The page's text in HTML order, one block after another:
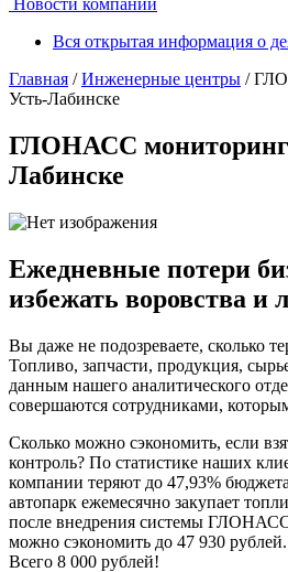
Новости компании
Вся открытая информация о
Главная /Инженерные центры /
Усть-Лабинске
ГЛОНАСС мониторинг
Лабинске
Ежедневные потери
избежать воровства и
Вы даже не подозреваете, сколько
Топливо, запчасти, продукция,
данным нашего аналитического
совершаются сотрудниками,
Сколько можно сэкономить, если
контроль? По статистике наших
компании теряют до 47,93%
автопарк ежемесячно закупает
после внедрения системы
можно сэкономить до 47 930
Всего 8 000 рублей!